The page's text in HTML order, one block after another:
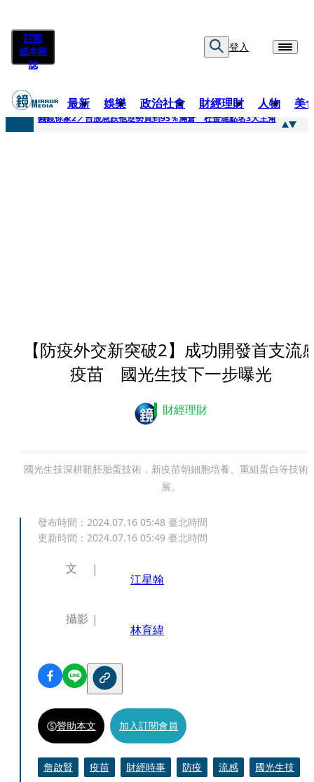
訂閱
紙本雜
誌
登入
最新 娛樂 政治社會 財經理財 人物 美
快訊
錢鏡你家2／台股急跌他逆勢買到95％滿倉 杜金龍點名3大主角
【防疫外交新突破2】成功開發首支流
疫苗 國光生技下一步曝光
財經理財
國光生技深耕雞胚胎蛋技術，新疫苗朝細胞培養、重組蛋白等技術
展。
發布時間： 2024.07.16 05:48 臺北時間
更新時間： 2024.07.16 05:49 臺北時間
文
江星翰
攝影
林育緯
贊助本文 加入訂閱會員
詹啟賢 疫苗 財經時事 防疫 流感 國光生技